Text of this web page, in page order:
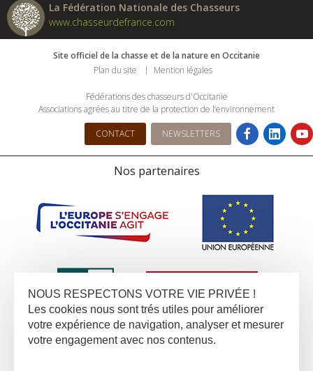
La Fédération Nationale des Chasseurs
www.chasseurdefrance.com
Site officiel de la chasse et de la nature en Occitanie
Plan du site
Mention légales
Fédérations des chasseurs d'Occitanie
Associations agrées au titre de la protection de l’environnement
CONTACT NEWSLETTERS
Nos partenaires
NOUS RESPECTONS VOTRE VIE PRIVÉE !
Les cookies nous sont trés utiles pour améliorer
votre expérience de navigation, analyser et mesurer
votre engagement avec nos contenus.